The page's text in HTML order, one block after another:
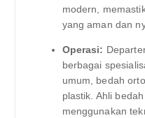
modern,
yang aman dan
Operasi:
berbagai
umum, bedah
plastik. Ahli
menggunakan